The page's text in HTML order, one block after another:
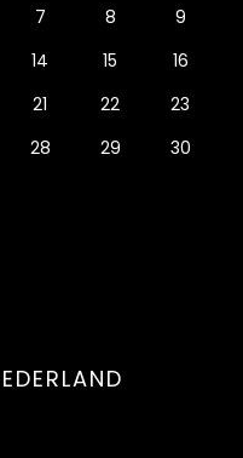
7 8
9
14 15
16
21 22
23
28 29
30